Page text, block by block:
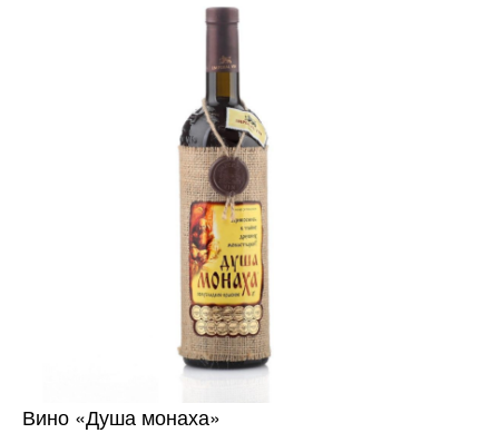
Вино «Душа монаха»